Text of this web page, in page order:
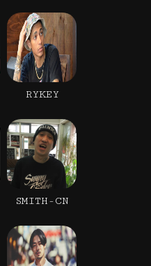
RYKEY
SMITH-CN